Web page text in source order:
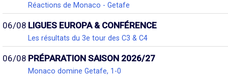
Réactions de Monaco - Getafe
06/08 LIGUES EUROPA & CONFÉRENCE
Les résultats du 3e tour des C3 & C4
06/08 PRÉPARATION SAISON 2026/27
Monaco domine Getafe, 1-0